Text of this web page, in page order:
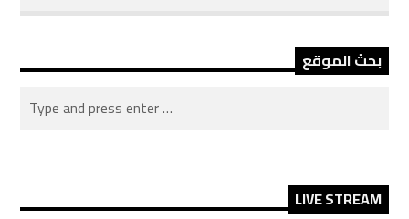
بحث الموقع
LIVE STREAM